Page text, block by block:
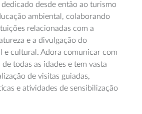
desde então ao turismo
ambiental, colaborando
relacionadas com a
e a divulgação do
e cultural. Adora comunicar com
todas as idades e tem vasta
de visitas guiadas,
e atividades de sensibilização